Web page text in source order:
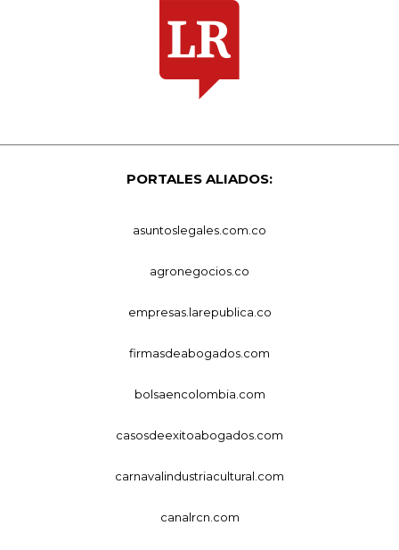
PORTALES ALIADOS:
asuntoslegales.com.co
agronegocios.co
empresas.larepublica.co
firmasdeabogados.com
bolsaencolombia.com
casosdeexitoabogados.com
carnavalindustriacultural.com
canalrcn.com